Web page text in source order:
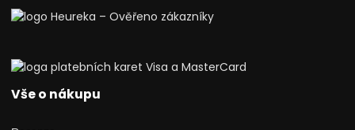
Vše o nákupu